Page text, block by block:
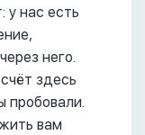
у нас есть
него.
здесь
пробовали.
вам